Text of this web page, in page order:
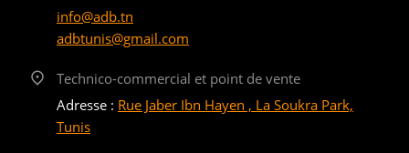
info@adb.tn
adbtunis@gmail.com
Technico-commercial et point de vente
Adresse : Rue Jaber Ibn Hayen , La Soukra Park,
Tunis